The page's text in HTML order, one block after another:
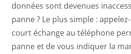
données sont devenues
panne ? Le plus simple :
court échange au téléphone
panne et de vous indiquer la